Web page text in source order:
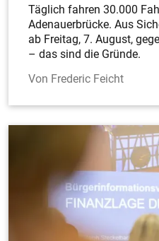
Florian Schlote
Christian Renz
Dettingen)
Täglich fahren 30.000
Adenauerbrücke. Aus
ab Freitag, 7. August,
– das sind die Gründe.
Frederic Feicht